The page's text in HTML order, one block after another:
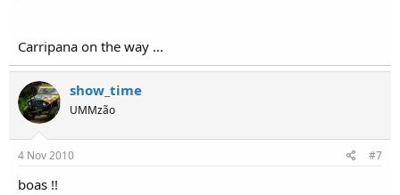
Carripana on the way ...
show_time
UMMzão
4 Nov 2010 #7
boas !!